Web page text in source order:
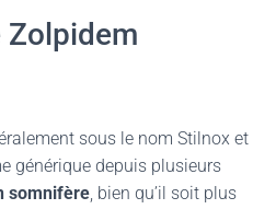
Zolpidem
sous le nom Stilnox et
générique depuis plusieurs
somnifère, bien qu’il soit plus